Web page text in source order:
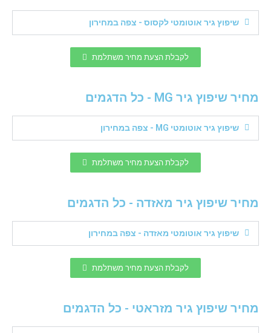
שיפוץ גיר אוטומטי לקסוס - צפה במחירון
לקבלת הצעת מחיר משתלמת
מחיר שיפוץ גיר MG - כל הדגמים
שיפוץ גיר אוטומטי MG - צפה במחירון
לקבלת הצעת מחיר משתלמת
מחיר שיפוץ גיר מאזדה - כל הדגמים
שיפוץ גיר אוטומטי מאזדה - צפה במחירון
לקבלת הצעת מחיר משתלמת
מחיר שיפוץ גיר מזראטי - כל הדגמים